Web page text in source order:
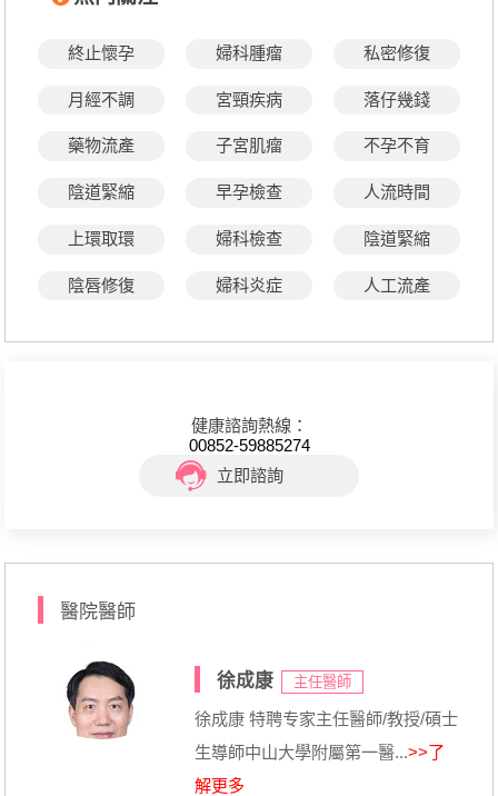
終止懷孕 婦科腫瘤 私密修復
月經不調 宮頸疾病 落仔幾錢
藥物流產 子宮肌瘤 不孕不育
陰道緊縮 早孕檢查 人流時間
上環取環 婦科檢查 陰道緊縮
陰唇修復 婦科炎症 人工流產
健康諮詢熱線：
00852-59885274
立即諮詢
醫院醫師
徐成康 主任醫師
徐成康 特聘专家主任醫師/教授/碩士
生導師中山大學附屬第一醫...>>了
解更多